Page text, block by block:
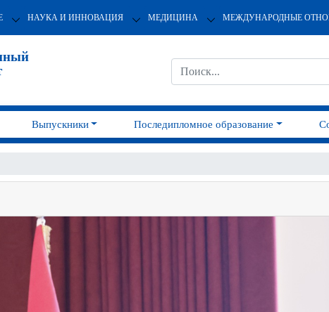
НАУКА И ИННОВАЦИЯ МЕДИЦИНА МЕЖДУНАРОДНЫЕ
Выпускники Последипломное образование